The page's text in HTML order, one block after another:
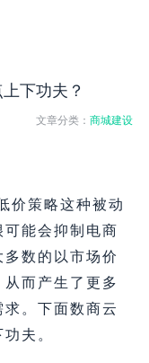
下功夫？
文章分类：商城建设
价策略这种被动
能会抑制电商
数的以市场价
而产生了更多
。下面数商云
夫。